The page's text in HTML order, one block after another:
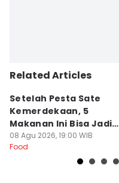
Related Articles
Setelah Pesta Sate
Kemerdekaan, 5
Makanan Ini Bisa Jadi
Penyelamat Lidah
08 Agu 2026, 19:00 WIB
Food